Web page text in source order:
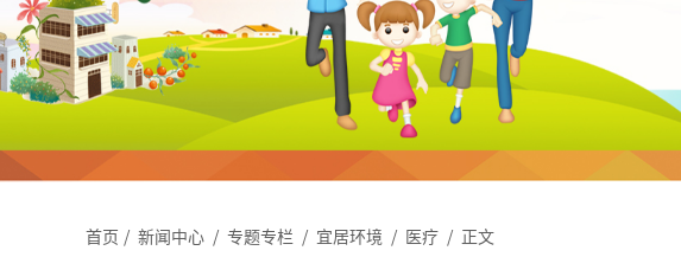
首页 / 新闻中心 / 专题专栏 / 宜居环境 / 医疗 / 正文